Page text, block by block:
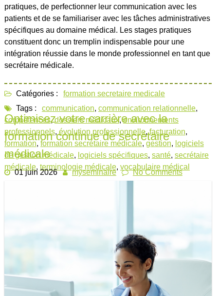
pratiques, de perfectionner leur communication avec les
patients et de se familiariser avec les tâches administratives
spécifiques au domaine médical. Les stages pratiques
constituent donc un tremplin indispensable pour une
intégration réussie dans le monde professionnel en tant que
secrétaire médicale.
Catégories :
formation secretaire medicale
Tags :
communication, communication relationnelle,
compétences,dossiers médicaux,environnements
professionnels, évolution professionnelle,facturation,
formation, formation secrétaire médicale, gestion, logiciels
de gestion médicale, logiciels spécifiques, santé, secrétaire
médicale, terminologie médicale, vocabulaire médical
Optimisez votre carrière avec la
formation continue de secrétaire
médicale
01 juin 2026 myseminaire No Comments